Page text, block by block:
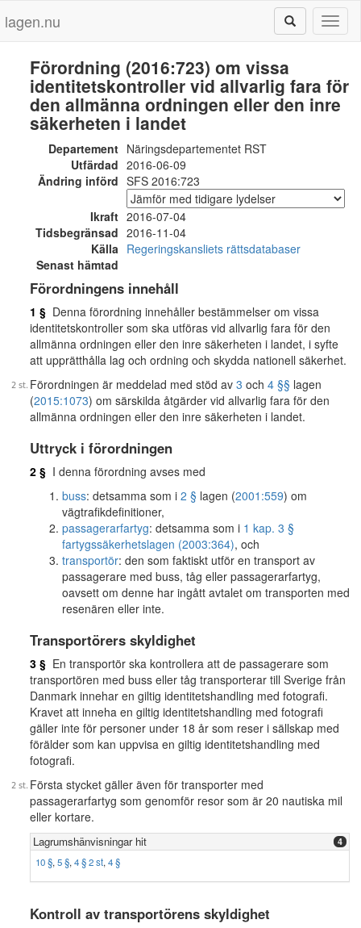
lagen.nu
Förordning (2016:723) om vissa
identitetskontroller vid allvarlig fara för
den allmänna ordningen eller den inre
säkerheten i landet
Departement Näringsdepartementet RST
Utfärdad 2016-06-09
Ändring införd SFS 2016:723
Ikraft 2016-07-04
Tidsbegränsad 2016-11-04
Källa Regeringskansliets rättsdatabaser
Senast hämtad
Förordningens innehåll
1 § Denna förordning innehåller bestämmelser om vissa
identitetskontroller som ska utföras vid allvarlig fara för den
allmänna ordningen eller den inre säkerheten i landet, i syfte
att upprätthålla lag och ordning och skydda nationell säkerhet.
Förordningen är meddelad med stöd av 3 och 4 §§ lagen
(2015:1073) om särskilda åtgärder vid allvarlig fara för den
allmänna ordningen eller den inre säkerheten i landet.
Uttryck i förordningen
2 § I denna förordning avses med
buss: detsamma som i 2 § lagen (2001:559) om
vägtrafikdefinitioner,
passagerarfartyg: detsamma som i 1 kap. 3 §
fartygssäkerhetslagen (2003:364), och
transportör: den som faktiskt utför en transport av
passagerare med buss, tåg eller passagerarfartyg,
oavsett om denne har ingått avtalet om transporten med
resenären eller inte.
Transportörers skyldighet
3 § En transportör ska kontrollera att de passagerare som
transportören med buss eller tåg transporterar till Sverige från
Danmark innehar en giltig identitetshandling med fotografi.
Kravet att inneha en giltig identitetshandling med fotografi
gäller inte för personer under 18 år som reser i sällskap med
förälder som kan uppvisa en giltig identitetshandling med
fotografi.
Första stycket gäller även för transporter med
passagerarfartyg som genomför resor som är 20 nautiska mil
eller kortare.
Lagrumshänvisningar hit 4
10 §, 5 §, 4 § 2 st, 4 §
Kontroll av transportörens skyldighet